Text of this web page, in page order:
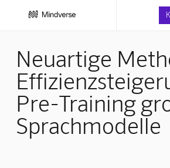
Neuartige
Pre-Training
Sprachmodelle